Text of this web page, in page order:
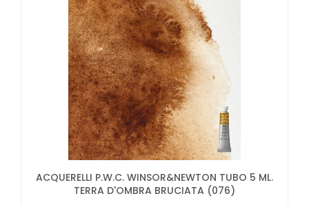
ACQUERELLI P.W.C. WINSOR&NEWTON TUBO 5 ML.
TERRA D'OMBRA BRUCIATA (076)